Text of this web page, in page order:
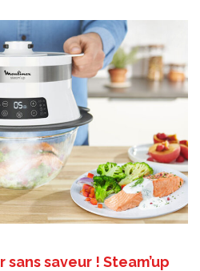
sans saveur ! Steam’up